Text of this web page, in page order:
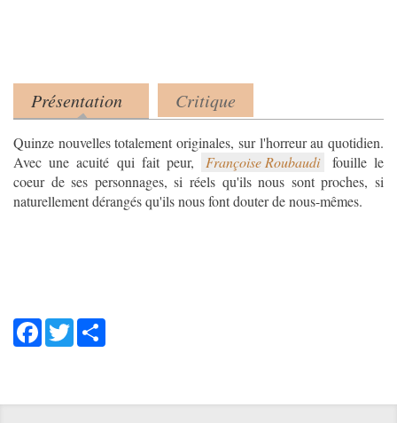
Product tabs
Présentation
(onglet actif)
Critique
Quinze nouvelles totalement originales, sur l'horreur au quotidien.
Avec une acuité qui fait peur,
Françoise Roubaudi
fouille le
coeur de ses personnages, si réels qu'ils nous sont proches, si
naturellement dérangés qu'ils nous font douter de nous-mêmes.
Facebook
Twitter